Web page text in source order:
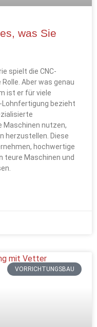
was Sie
spielt die CNC-
Aber was genau
ist er für viele
Lohnfertigung bezieht
nutzen,
herzustellen. Diese
hochwertige
teure Maschinen und
VORRICHTUNGSBAU